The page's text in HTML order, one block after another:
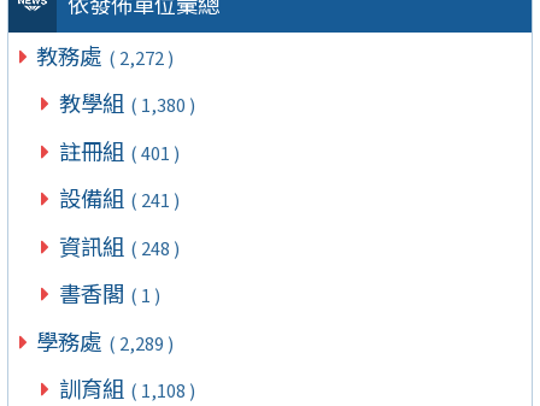
教務處 ( 2,272 )
教學組 ( 1,380 )
註冊組 ( 401 )
設備組 ( 241 )
資訊組 ( 248 )
書香閣 ( 1 )
學務處 ( 2,289 )
訓育組 ( 1,108 )